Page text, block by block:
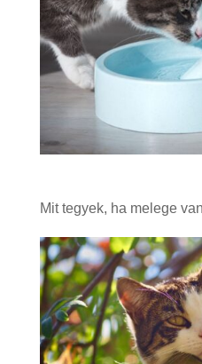
Mit tegyek, ha melege